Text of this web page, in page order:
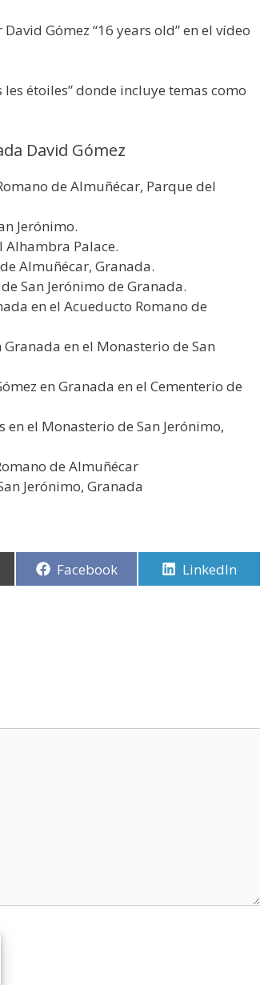
Gómez “16 years old” en el vídeo
étoiles” donde incluye temas como
David Gómez
de Almuñécar, Parque del
Jerónimo.
Alhambra Palace.
Almuñécar, Granada.
San Jerónimo de Granada.
en el Acueducto Romano de
Granada en el Monasterio de San
en Granada en el Cementerio de
el Monasterio de San Jerónimo,
de Almuñécar
Jerónimo, Granada
Compartir
en
Facebook Compartir
en
LinkedIn